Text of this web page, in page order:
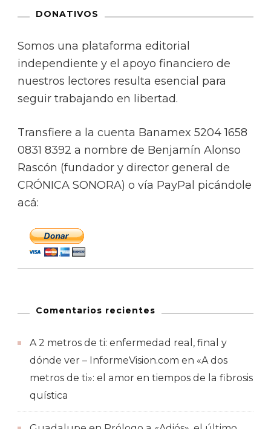
DONATIVOS
Somos una plataforma editorial
independiente y el apoyo financiero de
nuestros lectores resulta esencial para
seguir trabajando en libertad.
Transfiere a la cuenta Banamex 5204 1658
0831 8392 a nombre de Benjamín Alonso
Rascón (fundador y director general de
CRÓNICA SONORA) o vía PayPal picándole
acá:
Comentarios recientes
A 2 metros de ti: enfermedad real, final y
dónde ver – InformeVision.com en «A dos
metros de ti»: el amor en tiempos de la fibrosis
quística